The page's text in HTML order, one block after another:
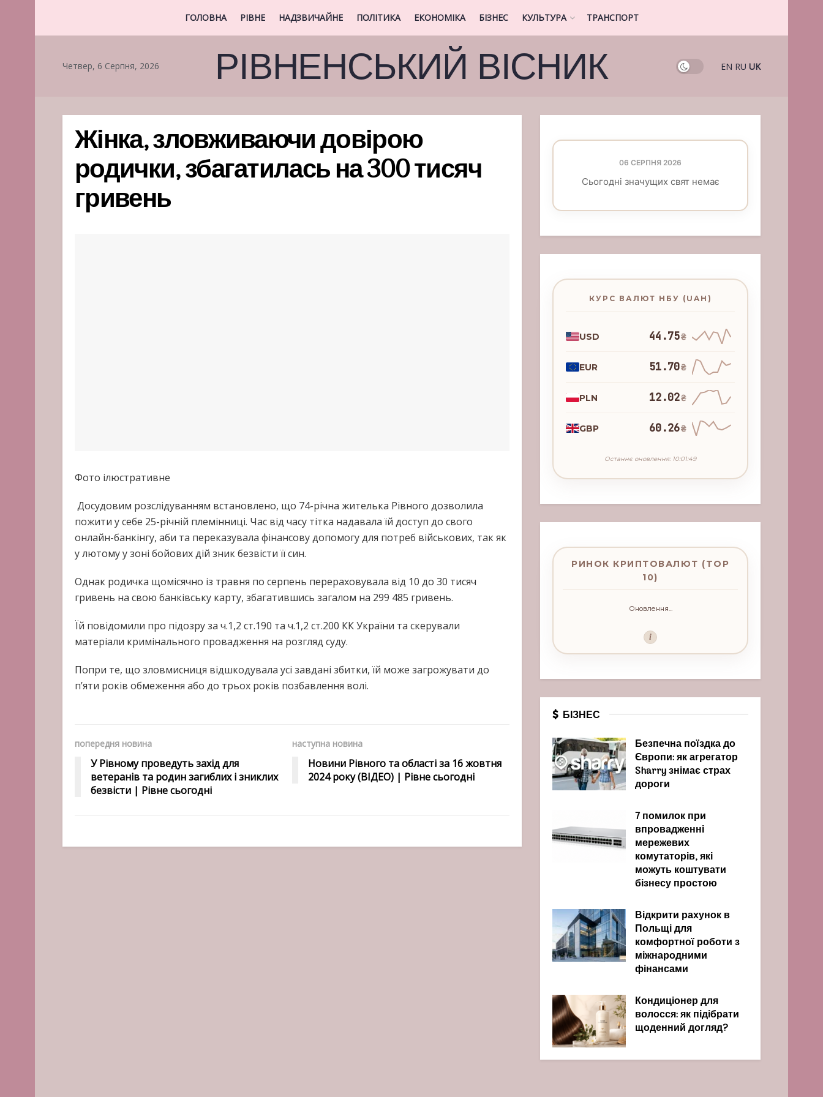
ГОЛОВНА РІВНЕ НАДЗВИЧАЙНЕ ПОЛІТИКА ЕКОНОМІКА БІЗНЕС КУЛЬТУРА ТРАНСПОРТ
Четвер, 6 Серпня, 2026 РІВНЕНСЬКИЙ ВІСНИК EN RU UK
Жінка, зловживаючи довірою
родички, збагатилась на 300 тисяч
гривень
Фото ілюстративне
Досудовим розслідуванням встановлено, що 74-річна жителька Рівного дозволила
пожити у себе 25-річній племінниці. Час від часу тітка надавала їй доступ до свого
онлайн-банкінгу, аби та переказувала фінансову допомогу для потреб військових, так як
у лютому у зоні бойових дій зник безвісти її син.
Однак родичка щомісячно із травня по серпень перераховувала від 10 до 30 тисяч
гривень на свою банківську карту, збагатившись загалом на 299 485 гривень.
Їй повідомили про підозру за ч.1,2 ст.190 та ч.1,2 ст.200 КК України та скерували
матеріали кримінального провадження на розгляд суду.
Попри те, що зловмисниця відшкодувала усі завдані збитки, їй може загрожувати до
п’яти років обмеження або до трьох років позбавлення волі.
попередня новина
У Рівному проведуть захід для
ветеранів та родин загиблих і зниклих
безвісти | Рівне сьогодні
наступна новина
Новини Рівного та області за 16 жовтня
2024 року (ВІДЕО) | Рівне сьогодні
06 СЕРПНЯ 2026
Сьогодні значущих свят немає
КУРС ВАЛЮТ НБУ (UAH)
USD 44.75₴
EUR 51.70₴
PLN 12.02₴
GBP 60.26₴
Останнє оновлення: 10:01:49
РИНОК КРИПТОВАЛЮТ (TOP
10)
Оновлення...
i
БІЗНЕС
Безпечна поїздка до
Європи: як агрегатор
Sharry знімає страх
дороги
7 помилок при
впровадженні
мережевих
комутаторів, які
можуть коштувати
бізнесу простою
Відкрити рахунок в
Польщі для
комфортної роботи з
міжнародними
фінансами
Кондиціонер для
волосся: як підібрати
щоденний догляд?